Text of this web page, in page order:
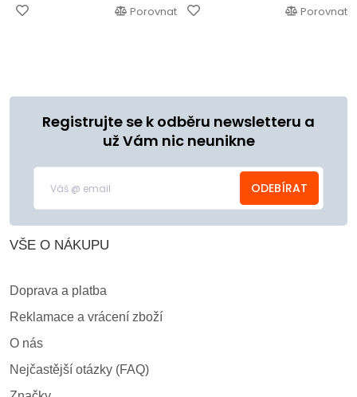
Porovnat Porovnat
Registrujte se k odběru newsletteru a
už Vám nic neunikne
ODEBÍRAT
VŠE O NÁKUPU
Doprava a platba
Reklamace a vrácení zboží
O nás
Nejčastější otázky (FAQ)